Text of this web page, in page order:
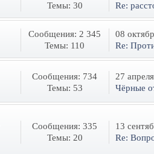
Темы: 30
Re:
Сообщения: 2 345
Темы: 110
08
Re:
Сообщения: 734
Темы: 53
27
Чёрные
Сообщения: 335
Темы: 20
13
Re: